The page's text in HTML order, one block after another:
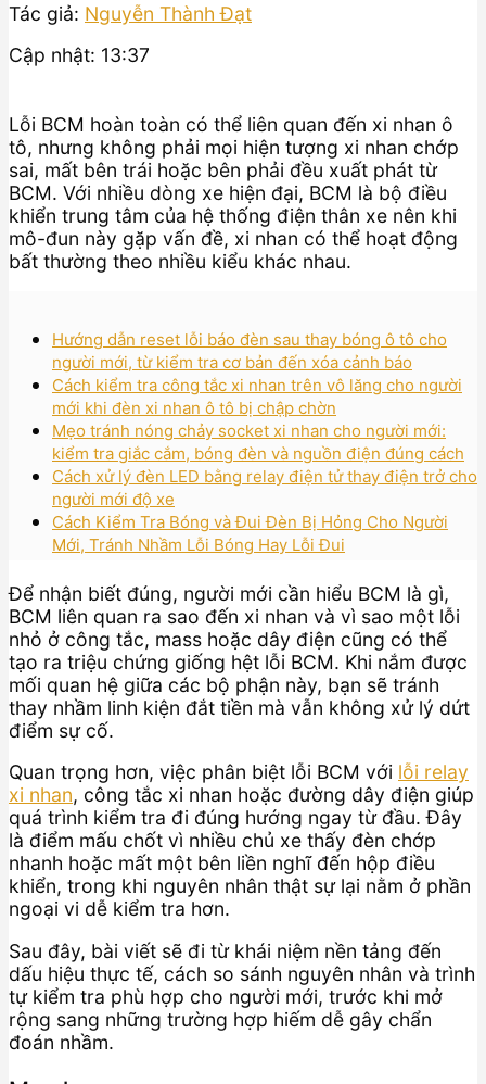
Tác giả: Nguyễn Thành Đạt
Cập nhật: 13:37
Lỗi BCM hoàn toàn có thể liên quan đến xi nhan ô
tô, nhưng không phải mọi hiện tượng xi nhan chớp
sai, mất bên trái hoặc bên phải đều xuất phát từ
BCM. Với nhiều dòng xe hiện đại, BCM là bộ điều
khiển trung tâm của hệ thống điện thân xe nên khi
mô-đun này gặp vấn đề, xi nhan có thể hoạt động
bất thường theo nhiều kiểu khác nhau.
Hướng dẫn reset lỗi báo đèn sau thay bóng ô tô cho
người mới, từ kiểm tra cơ bản đến xóa cảnh báo
Cách kiểm tra công tắc xi nhan trên vô lăng cho người
mới khi đèn xi nhan ô tô bị chập chờn
Mẹo tránh nóng chảy socket xi nhan cho người mới:
kiểm tra giắc cắm, bóng đèn và nguồn điện đúng cách
Cách xử lý đèn LED bằng relay điện tử thay điện trở cho
người mới độ xe
Cách Kiểm Tra Bóng và Đui Đèn Bị Hỏng Cho Người
Mới, Tránh Nhầm Lỗi Bóng Hay Lỗi Đui
Để nhận biết đúng, người mới cần hiểu BCM là gì,
BCM liên quan ra sao đến xi nhan và vì sao một lỗi
nhỏ ở công tắc, mass hoặc dây điện cũng có thể
tạo ra triệu chứng giống hệt lỗi BCM. Khi nắm được
mối quan hệ giữa các bộ phận này, bạn sẽ tránh
thay nhầm linh kiện đắt tiền mà vẫn không xử lý dứt
điểm sự cố.
Quan trọng hơn, việc phân biệt lỗi BCM với lỗi relay
xi nhan, công tắc xi nhan hoặc đường dây điện giúp
quá trình kiểm tra đi đúng hướng ngay từ đầu. Đây
là điểm mấu chốt vì nhiều chủ xe thấy đèn chớp
nhanh hoặc mất một bên liền nghĩ đến hộp điều
khiển, trong khi nguyên nhân thật sự lại nằm ở phần
ngoại vi dễ kiểm tra hơn.
Sau đây, bài viết sẽ đi từ khái niệm nền tảng đến
dấu hiệu thực tế, cách so sánh nguyên nhân và trình
tự kiểm tra phù hợp cho người mới, trước khi mở
rộng sang những trường hợp hiếm dễ gây chẩn
đoán nhầm.